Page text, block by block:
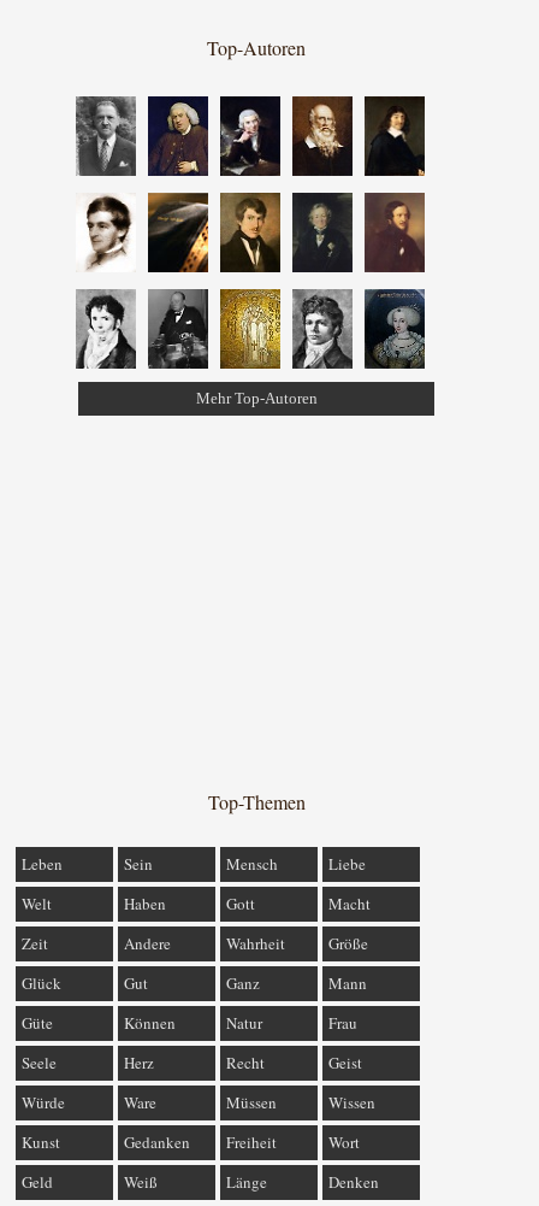
Top-Autoren
Mehr Top-Autoren
Top-Themen
Leben Sein Mensch
Liebe
Welt
Haben Gott
Macht
Zeit
Andere Wahrheit
Größe
Glück
Gut Ganz
Mann
Güte
Können Natur
Frau
Seele
Herz Recht
Geist
Würde
Ware Müssen
Wissen
Kunst
Gedanken Freiheit
Wort
Geld
Weiß Länge Denken